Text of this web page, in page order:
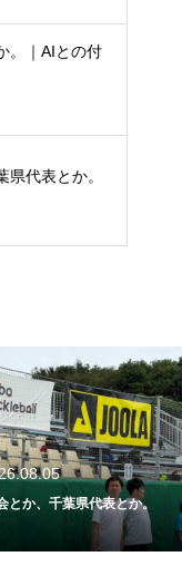
。｜AIとの付
代表とか。
とか、千葉県代表とか。